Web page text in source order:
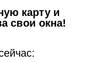
картуи
свои окна!